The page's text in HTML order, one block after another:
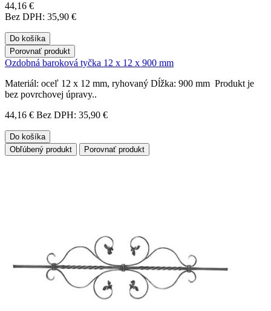
44,16 €
Bez DPH: 35,90 €
Do košíka
Porovnať produkt
Ozdobná baroková tyčka 12 x 12 x 900 mm
Materiál: oceľ 12 x 12 mm, ryhovaný Dĺžka: 900 mm Produkt je
bez povrchovej úpravy..
44,16 € Bez DPH: 35,90 €
Do košíka
Obľúbený produkt
Porovnať produkt